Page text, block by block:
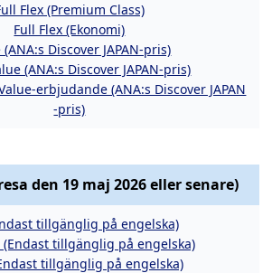
Flex (Premium Class)
Full Flex (Ekonomi)
(ANA:s Discover JAPAN-pris)
(ANA:s Discover JAPAN-pris)
erbjudande (ANA:s Discover JAPAN
-pris)
den 19 maj 2026 eller senare)
tillgänglig på engelska)
tillgänglig på engelska)
tillgänglig på engelska)